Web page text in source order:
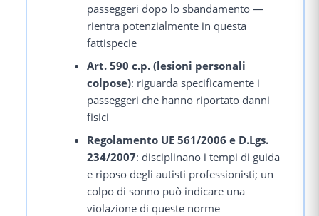
passeggeri dopo lo sbandamento —
rientra potenzialmente in questa
fattispecie
Art. 590 c.p. (lesioni personali
colpose): riguarda specificamente i
passeggeri che hanno riportato danni
fisici
Regolamento UE 561/2006 e D.Lgs.
234/2007: disciplinano i tempi di guida
e riposo degli autisti professionisti; un
colpo di sonno può indicare una
violazione di queste norme